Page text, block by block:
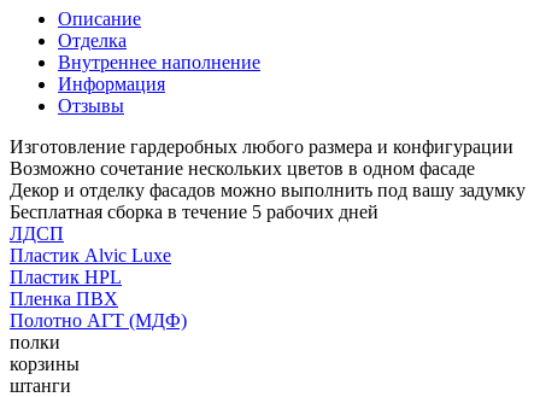
Описание
Отделка
Внутреннее наполнение
Информация
Отзывы
Изготовление гардеробных любого размера и конфигурации
Возможно сочетание нескольких цветов в одном фасаде
Декор и отделку фасадов можно выполнить под вашу задумку
Бесплатная сборка в течение 5 рабочих дней
ЛДСП
Пластик Alvic Luxe
Пластик HPL
Пленка ПВХ
Полотно АГТ (МДФ)
полки
корзины
штанги